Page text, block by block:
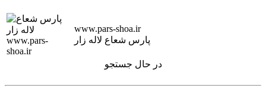
www.pars-shoa.ir
پارس شعاع لاله زار
در حال جستجو